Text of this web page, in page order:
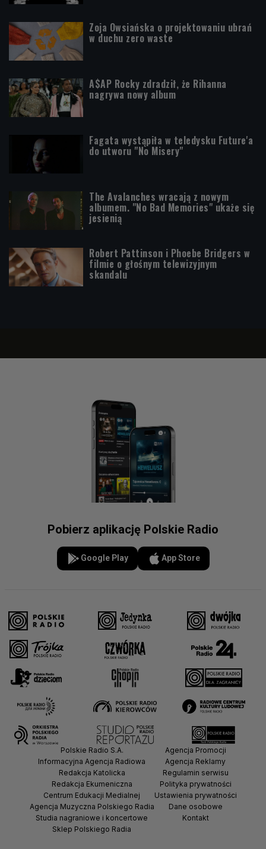
Zoja Owsiańska o projektowaniu ubrań
w duchu zero waste
A$AP Rocky zdradził, że Rihanna
nagrywa nowy album
Fagata wystąpiła w teledysku Future'a
do utworu "No Misery"
The Avalanches wracają z nowym
albumem. "No Bad Memories" ukaże się
jesienią
Robert Pattinson i Phoebe Bridgers w
filmie o głośnym telewizyjnym
skandalu
Pobierz aplikację Polskie Radio
Google Play App Store
Polskie Radio S.A.
Informacyjna Agencja Radiowa
Redakcja Katolicka
Redakcja Ekumeniczna
Centrum Edukacji Medialnej
Agencja Muzyczna Polskiego Radia
Studia nagraniowe i koncertowe
Sklep Polskiego Radia
Agencja Promocji
Agencja Reklamy
Regulamin serwisu
Polityka prywatności
Ustawienia prywatności
Dane osobowe
Kontakt